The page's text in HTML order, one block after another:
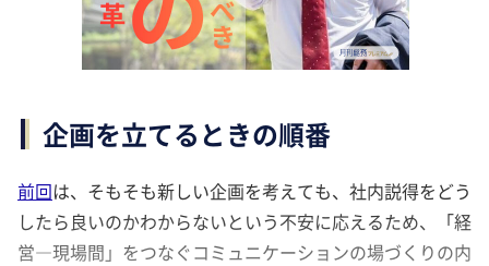
企画を立てるときの順番
前回は、そもそも新しい企画を考えても、社内説得をどう
したら良いのかわからないという不安に応えるため、「経
営―現場間」をつなぐコミュニケーションの場づくりの内